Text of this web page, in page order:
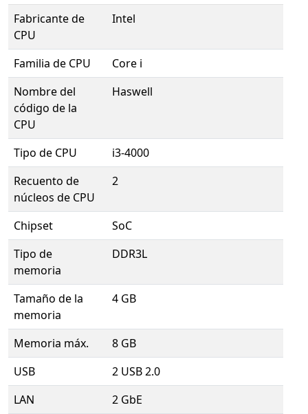
Fabricante de
CPU
Intel
Familia de CPU
Core i
Nombre del
código de la
CPU
Haswell
Tipo de CPU
i3-4000
Recuento de
núcleos de CPU
2
Chipset
SoC
Tipo de
memoria
DDR3L
Tamaño de la
memoria
4 GB
Memoria máx.
8 GB
USB
2 USB 2.0
LAN
2 GbE